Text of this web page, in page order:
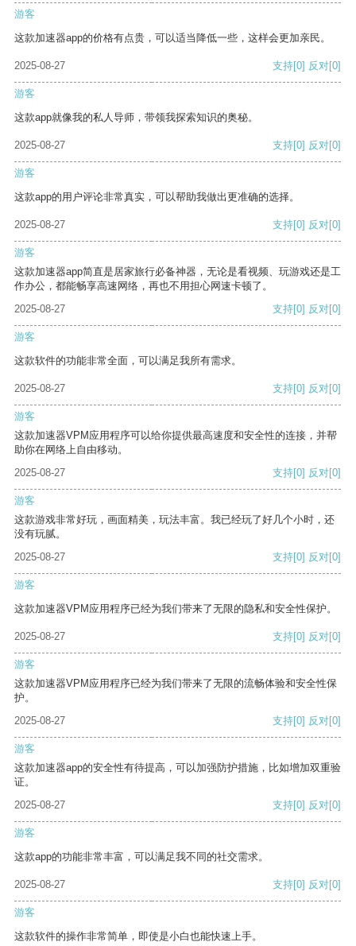
游客
这款加速器app的价格有点贵，可以适当降低一些，这样会更加亲民。
2025-08-27 支持[0] 反对[0]
游客
这款app就像我的私人导师，带领我探索知识的奥秘。
2025-08-27 支持[0] 反对[0]
游客
这款app的用户评论非常真实，可以帮助我做出更准确的选择。
2025-08-27 支持[0] 反对[0]
游客
这款加速器app简直是居家旅行必备神器，无论是看视频、玩游戏还是工
作办公，都能畅享高速网络，再也不用担心网速卡顿了。
2025-08-27
支持[0] 反对[0]
游客
这款软件的功能非常全面，可以满足我所有需求。
2025-08-27 支持[0] 反对[0]
游客
这款加速器VPM应用程序可以给你提供最高速度和安全性的连接，并帮
助你在网络上自由移动。
2025-08-27
支持[0] 反对[0]
游客
这款游戏非常好玩，画面精美，玩法丰富。我已经玩了好几个小时，还
没有玩腻。
2025-08-27
支持[0] 反对[0]
游客
这款加速器VPM应用程序已经为我们带来了无限的隐私和安全性保护。
2025-08-27 支持[0] 反对[0]
游客
这款加速器VPM应用程序已经为我们带来了无限的流畅体验和安全性保
护。
2025-08-27
支持[0] 反对[0]
游客
这款加速器app的安全性有待提高，可以加强防护措施，比如增加双重验
证。
2025-08-27
支持[0] 反对[0]
游客
这款app的功能非常丰富，可以满足我不同的社交需求。
2025-08-27 支持[0] 反对[0]
游客
这款软件的操作非常简单，即使是小白也能快速上手。